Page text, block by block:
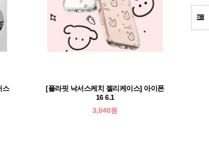
스
[플라핏 낙서스케치 젤리케이스] 아이폰
16 6.1
3,040원